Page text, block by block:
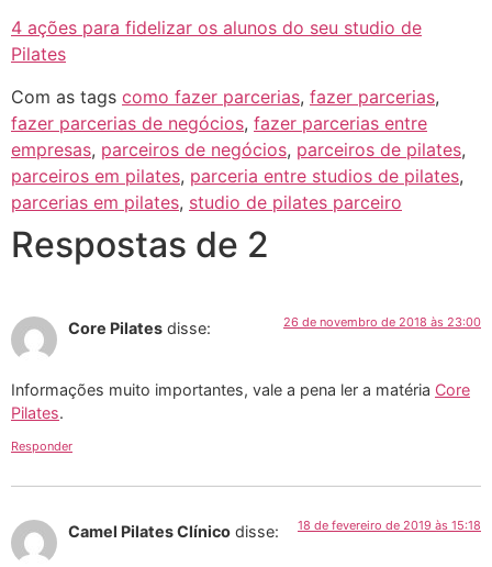
4 ações para fidelizar os alunos do seu studio de
Pilates
Com as tags como fazer parcerias, fazer parcerias,
fazer parcerias de negócios, fazer parcerias entre
empresas, parceiros de negócios, parceiros de pilates,
parceiros em pilates, parceria entre studios de pilates,
parcerias em pilates, studio de pilates parceiro
Respostas de 2
Core Pilates disse: 26 de novembro de 2018 às 23:00
Informações muito importantes, vale a pena ler a matéria Core
Pilates.
Responder
Camel Pilates Clínico disse: 18 de fevereiro de 2019 às 15:18